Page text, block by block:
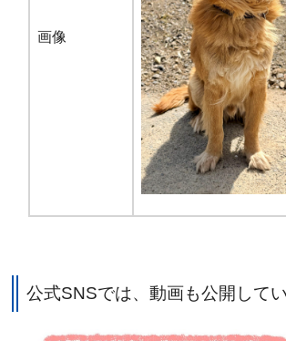
画像
公式SNSでは、動画も公開してい